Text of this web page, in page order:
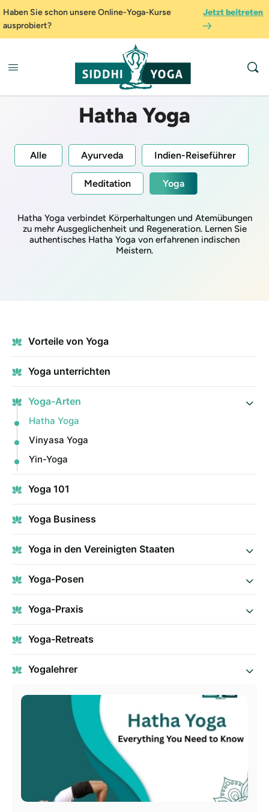
Haben Sie schon unsere Online-Yoga-Kurse
ausprobiert?
Jetzt beitreten
Hatha Yoga
Alle Ayurveda Indien-Reiseführer
Meditation Yoga
Hatha Yoga verbindet Körperhaltungen und Atemübungen
zu mehr Ausgeglichenheit und Regeneration. Lernen Sie
authentisches Hatha Yoga von erfahrenen indischen
Meistern.
Vorteile von Yoga
Yoga unterrichten
Yoga-Arten
Hatha Yoga
Vinyasa Yoga
Yin-Yoga
Yoga 101
Yoga Business
Yoga in den Vereinigten Staaten
Yoga-Posen
Yoga-Praxis
Yoga-Retreats
Yogalehrer